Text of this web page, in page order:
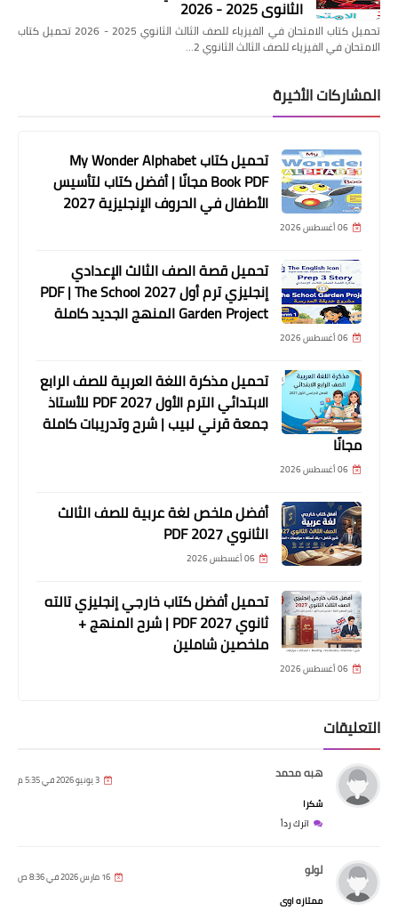
الثانوي 2025 - 2026
تحميل كتاب الامتحان في الفيزياء للصف الثالث الثانوي 2025 - 2026 تحميل كتاب
الامتحان في الفيزياء للصف الثالث الثانوي 2…
المشاركات الأخيرة
تحميل كتاب My Wonder Alphabet
Book PDF مجانًا | أفضل كتاب لتأسيس
الأطفال في الحروف الإنجليزية 2027
06 أغسطس 2026
تحميل قصة الصف الثالث الإعدادي
إنجليزي ترم أول 2027 PDF | The School
Garden Project المنهج الجديد كاملة
06 أغسطس 2026
تحميل مذكرة اللغة العربية للصف الرابع
الابتدائي الترم الأول 2027 PDF للأستاذ
جمعة قرني لبيب | شرح وتدريبات كاملة
مجانًا
06 أغسطس 2026
أفضل ملخص لغة عربية للصف الثالث
الثانوي 2027 PDF
06 أغسطس 2026
تحميل أفضل كتاب خارجي إنجليزي تالته
ثانوي 2027 PDF | شرح المنهج +
ملخصين شاملين
06 أغسطس 2026
التعليقات
هبه محمد 3 يونيو 2026 في 5:35 م
شكرا
اترك رداً
لولو 16 مارس 2026 في 8:36 ص
ممتازه اوى